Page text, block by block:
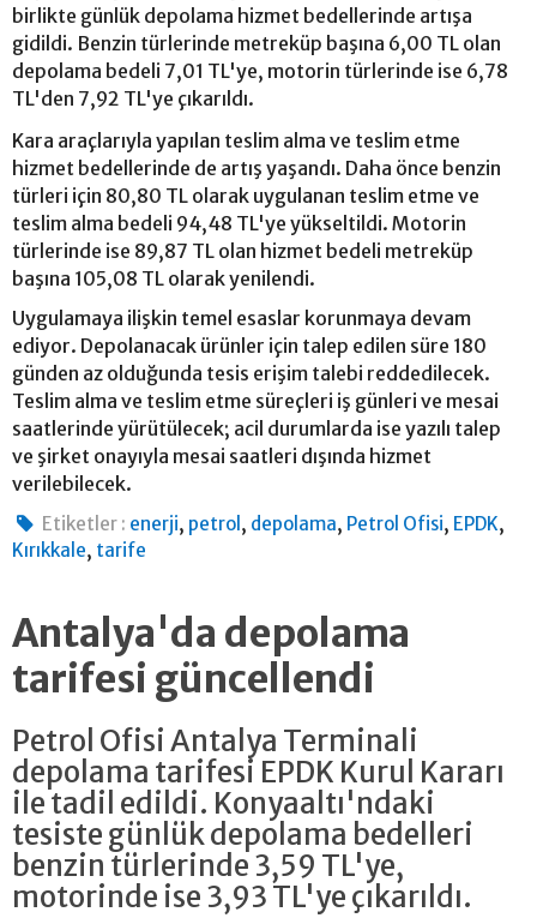
birlikte günlük depolama hizmet bedellerinde artışa
gidildi. Benzin türlerinde metreküp başına 6,00 TL olan
depolama bedeli 7,01 TL'ye, motorin türlerinde ise 6,78
TL'den 7,92 TL'ye çıkarıldı.
Kara araçlarıyla yapılan teslim alma ve teslim etme
hizmet bedellerinde de artış yaşandı. Daha önce benzin
türleri için 80,80 TL olarak uygulanan teslim etme ve
teslim alma bedeli 94,48 TL'ye yükseltildi. Motorin
türlerinde ise 89,87 TL olan hizmet bedeli metreküp
başına 105,08 TL olarak yenilendi.
Uygulamaya ilişkin temel esaslar korunmaya devam
ediyor. Depolanacak ürünler için talep edilen süre 180
günden az olduğunda tesis erişim talebi reddedilecek.
Teslim alma ve teslim etme süreçleri iş günleri ve mesai
saatlerinde yürütülecek; acil durumlarda ise yazılı talep
ve şirket onayıyla mesai saatleri dışında hizmet
verilebilecek.
Etiketler : enerji, petrol , depolama, Petrol Ofisi, EPDK,
Kırıkkale, tarife
Antalya'da depolama
tarifesi güncellendi
Petrol Ofisi Antalya Terminali
depolama tarifesi EPDK Kurul Kararı
ile tadil edildi. Konyaaltı'ndaki
tesiste günlük depolama bedelleri
benzin türlerinde 3,59 TL'ye,
motorinde ise 3,93 TL'ye çıkarıldı.